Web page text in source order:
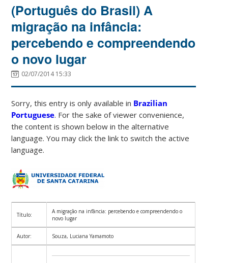
(Português do Brasil) A
migração na infância:
percebendo e compreendendo
o novo lugar
02/07/2014 15:33
Sorry, this entry is only available in Brazilian
Portuguese. For the sake of viewer convenience,
the content is shown below in the alternative
language. You may click the link to switch the active
language.
Título:
A migração na infância: percebendo e compreendendo o
novo lugar
Autor: Souza, Luciana Yamamoto